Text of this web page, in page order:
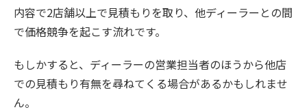
内容で2店舗以上で見積もりを取り、他ディーラーとの間
で価格競争を起こす流れです。
もしかすると、ディーラーの営業担当者のほうから他店
での見積もり有無を尋ねてくる場合があるかもしれませ
ん。